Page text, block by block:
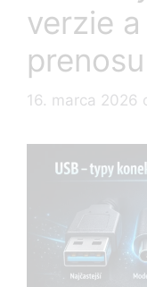
verzie
prenosu
16. marca 2026